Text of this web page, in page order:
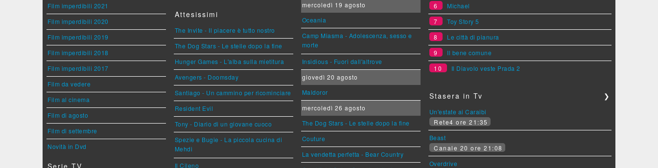
Film imperdibili 2021
Film imperdibili 2020
Film imperdibili 2019
Film imperdibili 2018
Film imperdibili 2017
Film da vedere
Film al cinema
Film di agosto
Film di settembre
Novità in Dvd
Serie TV
Attesissimi
The Invite - Il piacere è tutto nostro
The Dog Stars - Le stelle dopo la fine
Hunger Games - L'alba sulla mietitura
Avengers - Doomsday
Santiago - Un cammino per ricominciare
Resident Evil
Tony - Diario di un giovane cuoco
Spezie e Bugie - La piccola cucina di
Mehdi
Il Cileno
mercoledì 19 agosto
Oceania
Camp Miasma - Adolescenza, sesso e
morte
Insidious - Fuori dall'altrove
giovedì 20 agosto
Maldoror
mercoledì 26 agosto
The Dog Stars - Le stelle dopo la fine
Couture
La vendetta perfetta - Bear Country
6
Michael
7
Toy Story 5
8
Le città di pianura
9
Il bene comune
10
Il Diavolo veste Prada 2
Stasera in Tv ❯
Un'estate ai Caraibi
Rete4 ore 21:35
Beast
Canale 20 ore 21:08
Overdrive